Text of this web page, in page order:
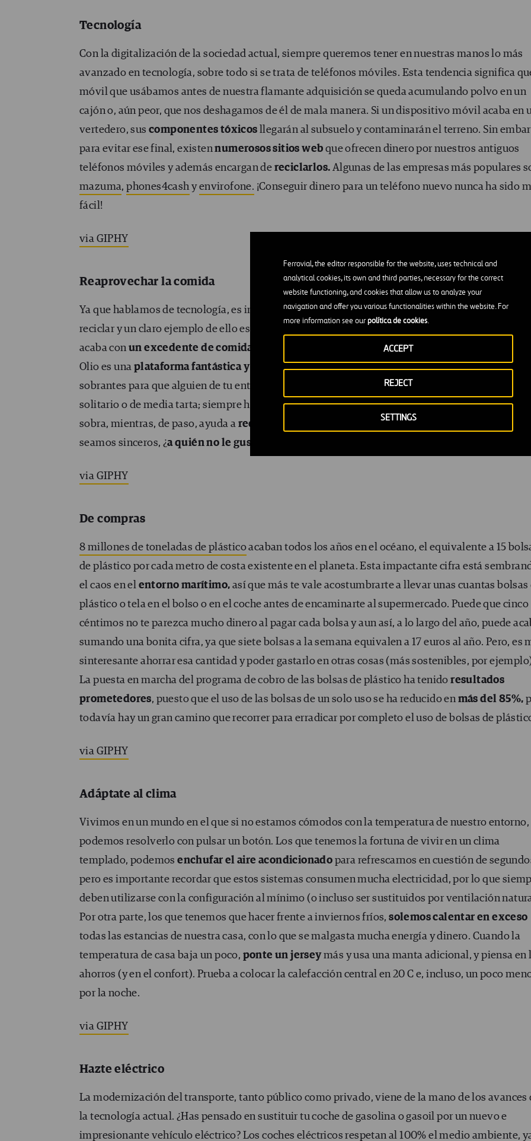
Ferrovial, the editor responsible for the website, uses technical and
analytical cookies, its own and third parties, necessary for the correct
website functioning, and cookies that allow us to analyze your
navigation and offer you various functionalities within the website. For
more information see ourpolítica de cookies.
SETTINGS
REJECT
ACCEPT
Tecnología
Con la digitalización de la sociedad actual, siempre queremos tener en nuestras manos lo más
avanzado en tecnología, sobre todo si se trata de teléfonos móviles. Esta tendencia significa
móvil que usábamos antes de nuestra flamante adquisición se queda acumulando polvo en un
cajón o, aún peor, que nos deshagamos de él de mala manera. Si un dispositivo móvil acaba en
vertedero, suscomponentes tóxicos llegarán al subsuelo y contaminarán el terreno. Sin
para evitar ese final, existennumerosos sitios web que ofrecen dinero por nuestros antiguos
teléfonos móviles y además encargan de reciclarlos. Algunas de las empresas más populares
mazuma,phones4cashyenvirofone. ¡Conseguir dinero para un teléfono nuevo nunca ha sido
fácil!
via GIPHY
Reaprovechar la comida
Ya que hablamos de tecnología, es innegable pensar la gran utilidad de Internet cuando se trata
reciclar y un claro ejemplo de ello es la app
acaba conun excedente de comida
que no es capaz de consumir antes de su fecha de
Olio es una plataforma fantástica y además gratuitaque te permite anunciar estos alimentos
sobrantes para que alguien de tu entorno pueda aprovecharlos. Da igual que se trate de un
solitario o de media tarta; siempre habrá alguien ahí que esté encantado de aprovechar lo que a
sobra, mientras, de paso, ayuda a reducir la cantidad de comida desaprovechada
seamos sinceros, ¿a quién no le gusta conseguir comida gratis
via GIPHY
De compras
8 millones de toneladas de plásticoacaban todos los años en el océano, el equivalente a 15
de plástico por cada metro de costa existente en el planeta. Esta impactante cifra está
el caos en el entorno marítimo, así que más te vale acostumbrarte a llevar unas cuantas bolsas
plástico o tela en el bolso o en el coche antes de encaminarte al supermercado. Puede que cinco
céntimos no te parezca mucho dinero al pagar cada bolsa y aun así, a lo largo del año, puede
sumando una bonita cifra, ya que siete bolsas a la semana equivalen a 17 euros al año. Pero, es
sinteresante ahorrar esa cantidad y poder gastarlo en otras cosas (más sostenibles, por
La puesta en marcha del programa de cobro de las bolsas de plástico ha tenidoresultados
prometedores, puesto que el uso de las bolsas de un solo uso se ha reducido enmás del 85%,
todavía hay un gran camino que recorrer para erradicar por completo el uso de bolsas de
via GIPHY
Adáptate al clima
Vivimos en un mundo en el que si no estamos cómodos con la temperatura de nuestro entorno,
podemos resolverlo con pulsar un botón. Los que tenemos la fortuna de vivir en un clima
templado, podemosenchufar el aire acondicionado para refrescarnos en cuestión de
pero es importante recordar que estos sistemas consumen mucha electricidad, por lo que
deben utilizarse con la configuración al mínimo (o incluso ser sustituidos por ventilación
Por otra parte, los que tenemos que hacer frente a inviernos fríos,solemos calentar en exceso
todas las estancias de nuestra casa, con lo que se malgasta mucha energía y dinero. Cuando la
temperatura de casa baja un poco, ponte un jerseymás y usa una manta adicional, y piensa en
ahorros (y en el confort). Prueba a colocar la calefacción central en 20 C e, incluso, un poco
por la noche.
via GIPHY
Hazte eléctrico
La modernización del transporte, tanto público como privado, viene de la mano de los avances
la tecnología actual. ¿Has pensado en sustituir tu coche de gasolina o gasoil por un nuevo e
impresionante vehículo eléctrico? Los coches eléctricos respetan al 100% el medio ambiente,